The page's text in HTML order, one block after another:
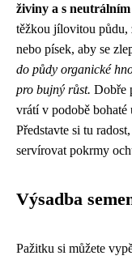
živiny a s
těžkou jílovitou půdu,
nebo písek, aby se
do půdy organické
pro bujný růst. Dobře
vrátí v podobě bohaté
Představte si tu
servírovat pokrmy
Výsadba
Pažitku si můžete